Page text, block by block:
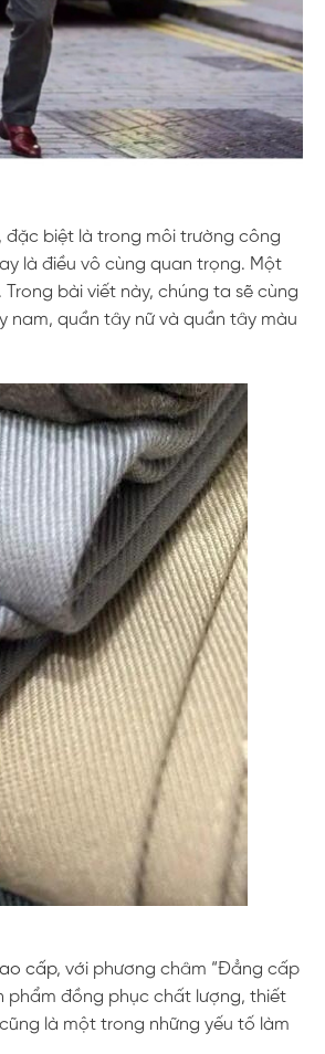
biệt là trong môi trường công
là điều vô cùng quan trọng. Một
bài viết này, chúng ta sẽ cùng
nam, quần tây nữ và quần tây màu
cấp, với phương châm “Đẳng cấp
phẩm đồng phục chất lượng, thiết
là một trong những yếu tố làm